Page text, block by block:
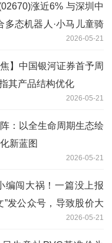
涨近6% 与深圳中
多态机器人·小马儿童骑
2026-05-21
】中国银河证券首予周
其产品结构优化
2026-05-21
：以全生命周期生态绘
新蓝图
2026-05-21
编闯大祸！一篇没上报
”发公众号，导致股价大
2026-05-21